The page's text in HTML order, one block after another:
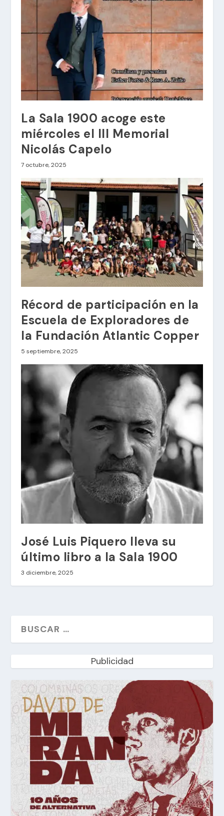
La Sala 1900 acoge este
miércoles el III Memorial
Nicolás Capelo
7 octubre, 2025
Récord de participación en la
Escuela de Exploradores de
la Fundación Atlantic Copper
5 septiembre, 2025
José Luis Piquero lleva su
último libro a la Sala 1900
3 diciembre, 2025
Publicidad